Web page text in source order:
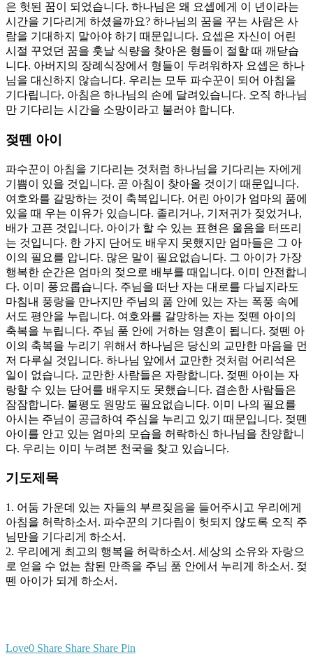
은 헛된 꿈이 되었습니다. 하나님은 왜 요셉에게 이 년이라는
시간을 기다리게 하셨을까요? 하나님의 꿈을 꾸는 사람은 사
람을 기대하지 말아야 하기 때문입니다. 요셉은 자신이 어린
시절 꾸었던 꿈을 훗날 식량을 찾아온 형들이 절할 때 깨닫습
니다. 아버지의 장례식장에서 형들이 두려워하자 요셉은 하나
님을 대신하지 않습니다. 우리는 모두 파수꾼이 되어 아침을
기다립니다. 아침은 하나님의 손에 달려있습니다. 오직 하나님
만 기다리는 시간을 소망이라고 불러야 합니다.
젖뗀 아이
파수꾼이 아침을 기다리는 것처럼 하나님을 기다리는 자에게
기쁨이 있을 것입니다. 곧 아침이 찾아올 것이기 때문입니다.
여호와를 갈망하는 것이 축복입니다. 어린 아이가 엄마의 품에
있을 때 우는 이유가 있습니다. 졸리거나, 기저귀가 젖었거나,
배가 고픈 것입니다. 아이가 할 수 있는 표현은 울음을 터뜨리
는 것입니다. 한 가지 단어도 배우지 못했지만 엄마들은 그 아
이의 필요를 압니다. 많은 말이 필요없습니다. 그 아이가 가장
행복한 순간은 엄마의 젖으로 배부를 때입니다. 이미 안전합니
다. 이미 풍요롭습니다. 주님을 떠난 자는 대로를 다닐지라도
마침내 풍랑을 만나지만 주님의 품 안에 있는 자는 폭풍 속에
서도 평안을 누립니다. 여호와를 갈망하는 자는 젖뗀 아이의
축복을 누립니다. 주님 품 안에 거하는 영혼이 됩니다. 젖뗀 아
이의 축복을 누리기 위해서 하나님은 당신의 교만한 마음을 먼
저 다루실 것입니다. 하나님 앞에서 교만한 것처럼 어리석은
일이 없습니다. 교만한 사람들은 자랑합니다. 젖뗀 아이는 자
랑할 수 있는 단어를 배우지도 못했습니다. 겸손한 사람들은
잠잠합니다. 불평도 원망도 필요없습니다. 이미 나의 필요를
아시는 주님이 공급하여 주심을 누리고 있기 때문입니다. 젖뗀
아이를 안고 있는 엄마의 모습을 허락하신 하나님을 찬양합니
다. 우리는 이미 누려본 천국을 찾고 있습니다.
기도제목
1. 어둠 가운데 있는 자들의 부르짖음을 들어주시고 우리에게
아침을 허락하소서. 파수꾼의 기다림이 헛되지 않도록 오직 주
님만을 기다리게 하소서.
2. 우리에게 최고의 행복을 허락하소서. 세상의 소유와 자랑으
로 얻을 수 없는 참된 만족을 주님 품 안에서 누리게 하소서. 젖
뗀 아이가 되게 하소서.
Love0 Share Share Share Pin